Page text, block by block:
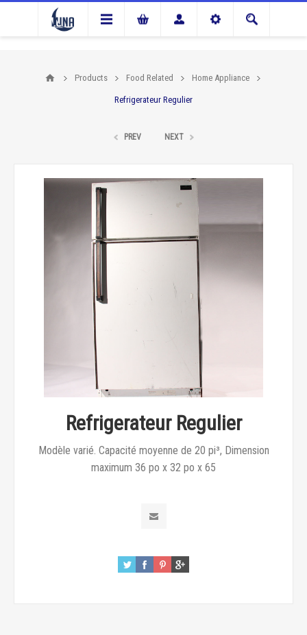
Products Food Related Home Appliance
Refrigerateur Regulier
PREV NEXT
Refrigerateur Regulier
Modèle varié. Capacité moyenne de 20 pi³, Dimension
maximum 36 po x 32 po x 65